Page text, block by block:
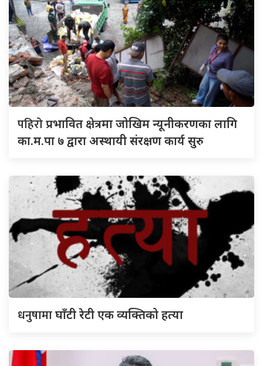
पहिरोप्रभावित क्षेत्रमा जोखिम न्यूनीकरणका लागि
का.म.पा ७ द्वारा अस्थायी संरक्षण कार्य सुरु
धनुषामाघाँटी रेटी एक व्यक्तिको हत्या